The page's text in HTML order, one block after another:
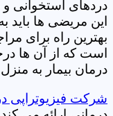
دردهای استخوانی و
این مریضی ها باید
بهترین راه برای
است که از آن ها
درمان بیمار به منزل
شرکت فیزیوتراپی